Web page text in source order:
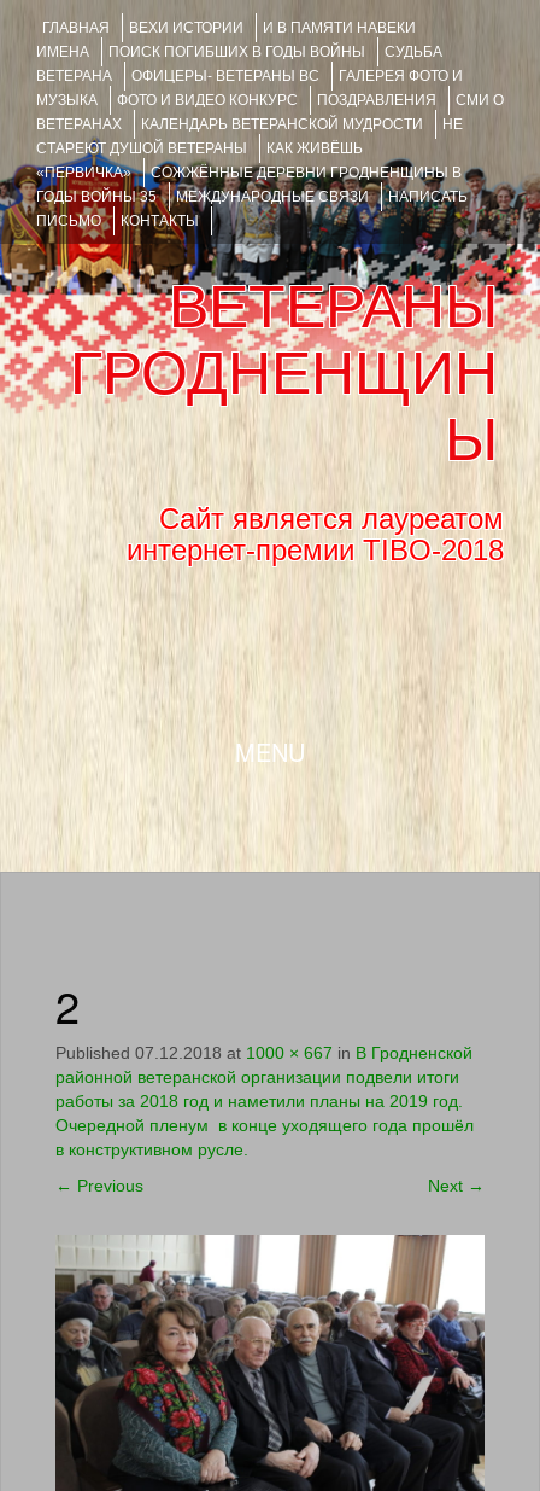
ГЛАВНАЯ ВЕХИ ИСТОРИИ
И В ПАМЯТИ НАВЕКИ
ИМЕНА
ПОИСК ПОГИБШИХ В ГОДЫ ВОЙНЫ
СУДЬБА
ВЕТЕРАНА
ОФИЦЕРЫ- ВЕТЕРАНЫ ВС
ГАЛЕРЕЯ ФОТО И
МУЗЫКА
ФОТО И ВИДЕО КОНКУРС ПОЗДРАВЛЕНИЯ
СМИ О
ВЕТЕРАНАХ
КАЛЕНДАРЬ ВЕТЕРАНСКОЙ МУДРОСТИ
НЕ
СТАРЕЮТ ДУШОЙ ВЕТЕРАНЫ
КАК ЖИВЁШЬ
«ПЕРВИЧКА»
СОЖЖЁННЫЕ ДЕРЕВНИ ГРОДНЕНЩИНЫ В
ГОДЫ ВОЙНЫ 35
МЕЖДУНАРОДНЫЕ СВЯЗИ
НАПИСАТЬ
ПИСЬМО
КОНТАКТЫ
ВЕТЕРАНЫ
ГРОДНЕНЩИН
Ы
Сайт является лауреатом
интернет-премии TIBO-2018
MENU
SKIP TO CONTENT
2
Published 07.12.2018 at 1000 × 667 in В Гродненской
районной ветеранской организации подвели итоги
работы за 2018 год и наметили планы на 2019 год.
Очередной пленум в конце уходящего года прошёл
в конструктивном русле.
← Previous Next →